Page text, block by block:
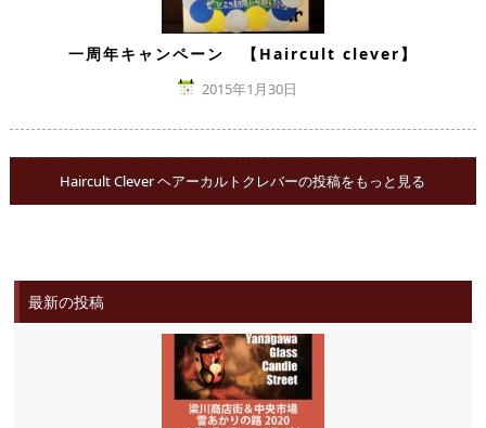
一周年キャンペーン 【Haircult clever】
2015年1月30日
Haircult Clever ヘアーカルトクレバーの投稿をもっと見る
最新の投稿